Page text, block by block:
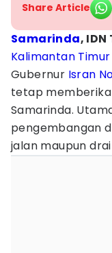
Share Article
Samarinda,
Kalimantan Timur
Gubernur Isran
tetap
Samarinda.
pengembangan
jalan maupun